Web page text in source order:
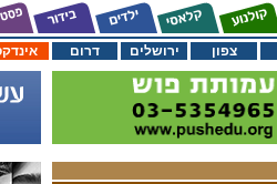
דרום ירושלים צפון